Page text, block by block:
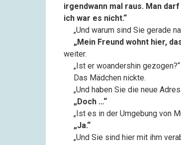
irgendwann mal raus. Man
ich war es nicht.“
„Und warum sind Sie gerade
„Mein Freund wohnt hier,
weiter.
„Ist er woandershin gezogen?“
Das Mädchen nickte.
„Und haben Sie die neue
„Doch …“
„Ist es in der Umgebung von
„Ja.“
„Und Sie sind hier mit ihm